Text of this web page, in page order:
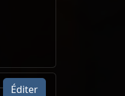
Éditer